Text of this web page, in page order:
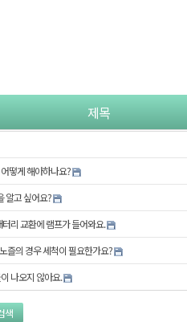
제목
떻게 해아하나요?
알고 싶어요?
리 교환에 램프가 들어와요.
즐의 경우 세척이 필요한가요?
나오지 않아요.
색